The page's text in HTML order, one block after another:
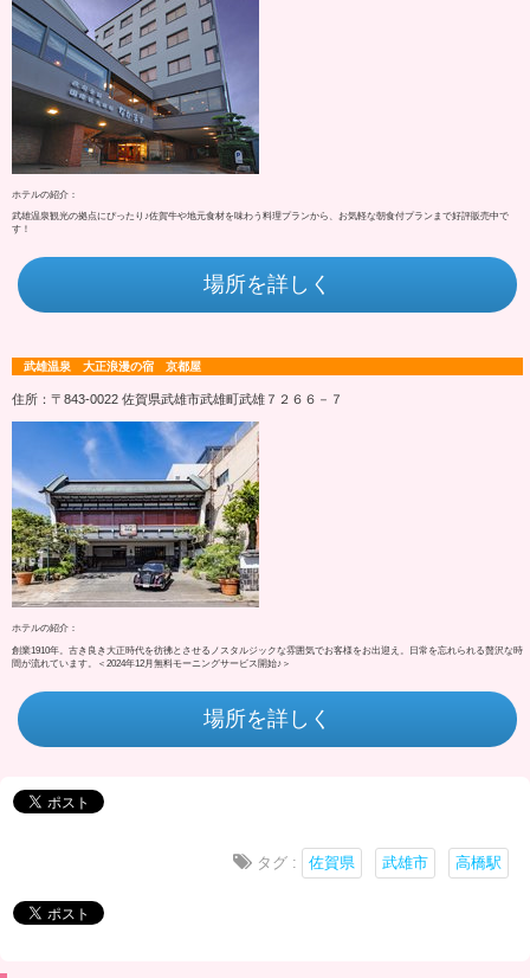
ホテルの紹介：
武雄温泉観光の拠点にぴったり♪佐賀牛や地元食材を味わう料理プランから、お気軽な朝食付プランまで好評販売中で
す！
場所を詳しく
武雄温泉 大正浪漫の宿 京都屋
住所：〒843-0022 佐賀県武雄市武雄町武雄７２６６－７
ホテルの紹介：
創業1910年。古き良き大正時代を彷彿とさせるノスタルジックな雰囲気でお客様をお出迎え。日常を忘れられる贅沢な時
間が流れています。＜2024年12月無料モーニングサービス開始♪＞
場所を詳しく
タグ : 佐賀県 武雄市 高橋駅